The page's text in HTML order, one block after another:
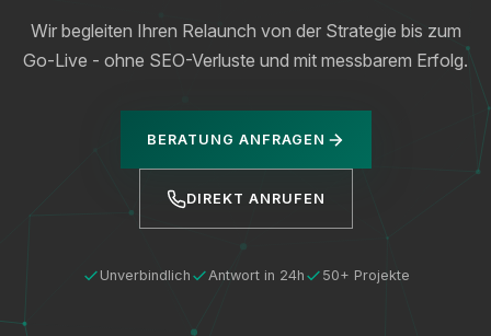
Wir begleiten Ihren Relaunch von der Strategie bis zum
Go-Live - ohne SEO-Verluste und mit messbarem Erfolg.
BERATUNG ANFRAGEN
DIREKT ANRUFEN
Unverbindlich Antwort in 24h 50+ Projekte